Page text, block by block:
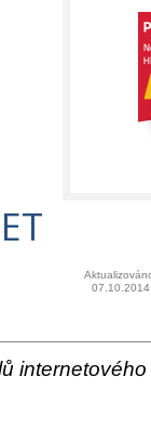
07.10.2014